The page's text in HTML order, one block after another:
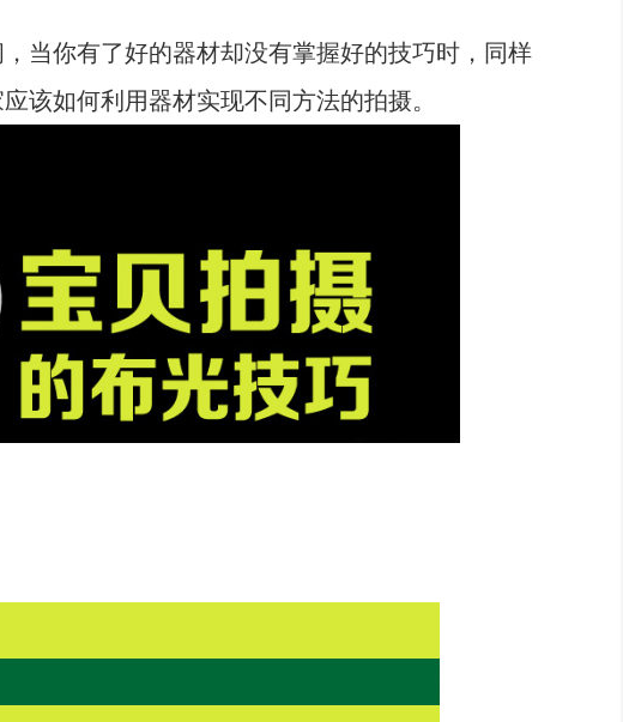
当你有了好的器材却没有掌握好的技巧时，同样
该如何利用器材实现不同方法的拍摄。